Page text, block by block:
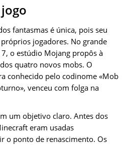
fantasmas é única, pois seu
jogadores. No grande
o estúdio Mojang propôs à
quatro novos mobs. O
conhecido pelo codinome «Mob
venceu com folga na
um objetivo claro. Antes dos
eram usadas
o ponto de renascimento. Os